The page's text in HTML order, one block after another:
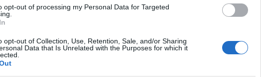
opt-out of processing my Personal Data for Targeted
opt-out of Collection, Use, Retention, Sale, and/or Sharing
Data that Is Unrelated with the Purposes for which it
proprie esperienze che ci fanno sentire vivi.
a migliaia di persone? Quello è un
è un’emozione che ti avvolge come un
medaglia: per me, che frequento concerti
questa passione. Non devo lottare per un